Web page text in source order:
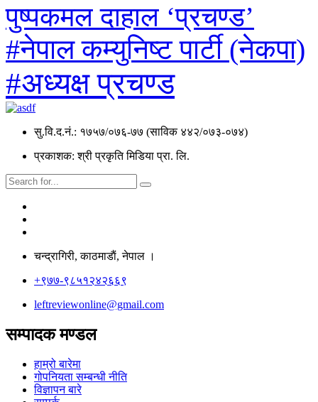
पुष्पकमल दाहाल ‘प्रचण्ड’
#नेपाल कम्युनिष्ट पार्टी (नेकपा)
#अध्यक्ष प्रचण्ड
सु.वि.द.नं.: १७५७/०७६-७७ (साविक ४४२/०७३-०७४)
प्रकाशक: श्री प्रकृति मिडिया प्रा. लि.
चन्द्रागिरी, काठमाडाैं, नेपाल ।
+९७७-९८५१२४२६६९
leftreviewonline@gmail.com
सम्पादक मण्डल
हाम्रो बारेमा
गोपनियता सम्बन्धी नीति
विज्ञापन बारे